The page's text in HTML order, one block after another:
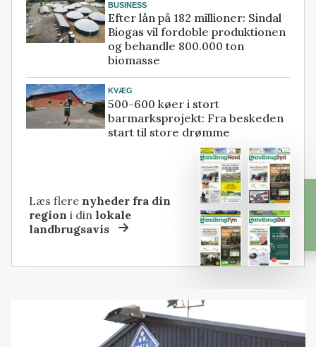
BUSINESS
Efter lån på 182 millioner: Sindal
Biogas vil fordoble produktionen
og behandle 800.000 ton
biomasse
KVÆG
500-600 køer i stort
barmarksprojekt: Fra beskeden
start til store drømme
Læs flere nyheder fra din
region i dinlokale
landbrugsavis